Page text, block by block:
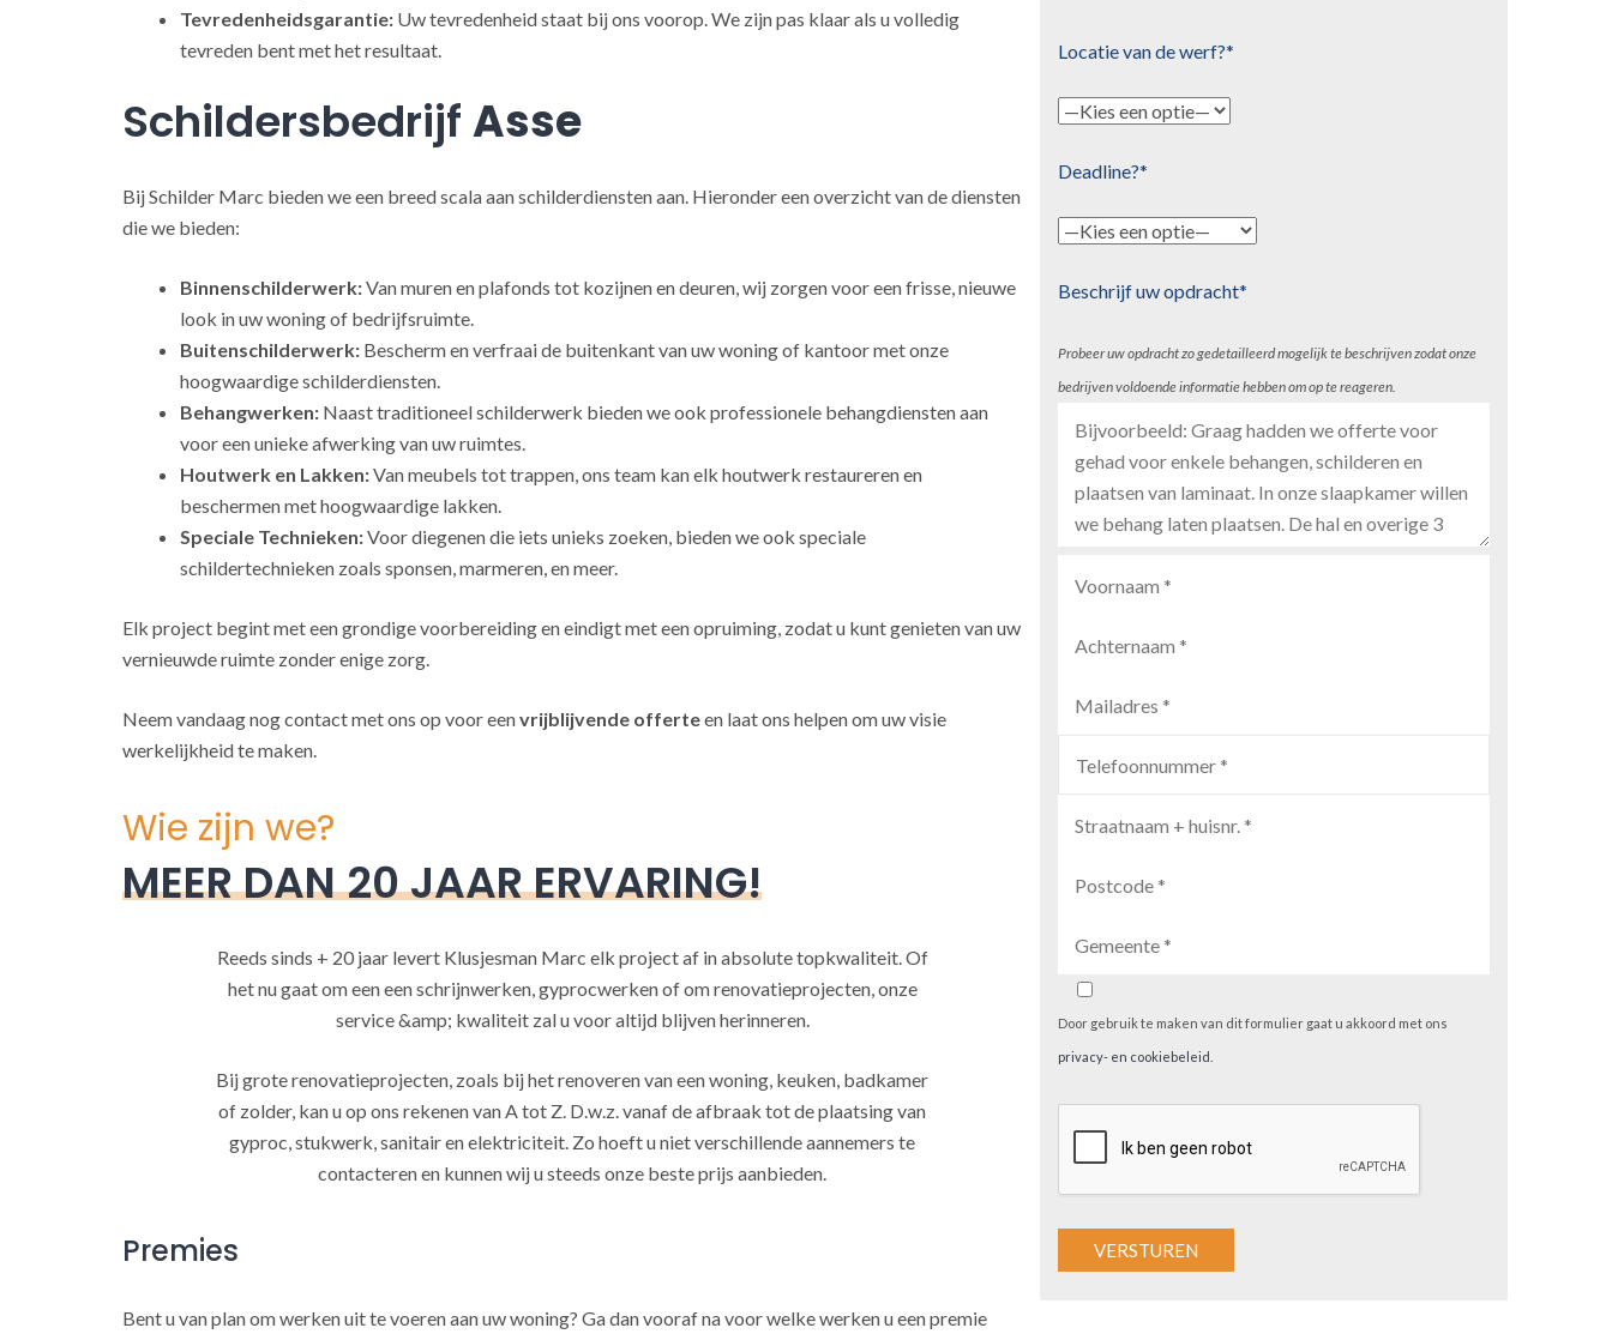
Tevredenheidsgarantie: Uw tevredenheid staat bij ons voorop. We zijn pas klaar als u volledig
tevreden bent met het resultaat.
SchildersbedrijfAsse
Bij Schilder Marc bieden we een breed scala aan schilderdiensten aan. Hieronder een overzicht van de diensten
die we bieden:
Binnenschilderwerk:Van muren en plafonds tot kozijnen en deuren, wij zorgen voor een frisse, nieuwe
look in uw woning of bedrijfsruimte.
Buitenschilderwerk: Bescherm en verfraai de buitenkant van uw woning of kantoor met onze
hoogwaardige schilderdiensten.
Behangwerken: Naast traditioneel schilderwerk bieden we ook professionele behangdiensten aan
voor een unieke afwerking van uw ruimtes.
Houtwerk en Lakken:Van meubels tot trappen, ons team kan elk houtwerk restaureren en
beschermen met hoogwaardige lakken.
Speciale Technieken:Voor diegenen die iets unieks zoeken, bieden we ook speciale
schildertechnieken zoals sponsen, marmeren, en meer.
Elk project begint met een grondige voorbereiding en eindigt met een opruiming, zodat u kunt genieten van uw
vernieuwde ruimte zonder enige zorg.
Neem vandaag nog contact met ons op voor eenvrijblijvende offerteen laat ons helpen om uw visie
werkelijkheid te maken.
Wie zijn we?
MEER DAN 20 JAAR ERVARING!
Reeds sinds + 20 jaar levert Klusjesman Marc elk project af in absolute topkwaliteit. Of
het nu gaat om een een schrijnwerken, gyprocwerken of om renovatieprojecten, onze
service &amp; kwaliteit zal u voor altijd blijven herinneren.
Bij grote renovatieprojecten, zoals bij het renoveren van een woning, keuken, badkamer
of zolder, kan u op ons rekenen van A tot Z. D.w.z. vanaf de afbraak tot de plaatsing van
gyproc, stukwerk, sanitair en elektriciteit. Zo hoeft u niet verschillende aannemers te
contacteren en kunnen wij u steeds onze beste prijs aanbieden.
Premies
Bent u van plan om werken uit te voeren aan uw woning? Ga dan vooraf na voor welke werken u een premie
Locatie van de werf?*
Deadline?*
Beschrijf uw opdracht*
Probeer uw opdracht zo gedetailleerd mogelijk te beschrijven zodat onze
bedrijven voldoende informatie hebben om op te reageren.
Door gebruik te maken van dit formulier gaat u akkoord met ons
privacy- en cookiebeleid